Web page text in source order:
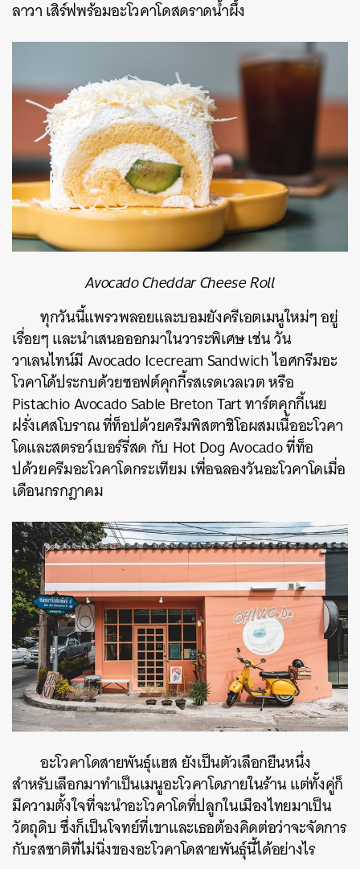
ลาวา เสิร์ฟพร้อมอะโวคาโดสดราดน้ำผึ้ง
Avocado Cheddar Cheese Roll
ทุกวันนี้แพรวพลอยและบอมยังครีเอตเมนูใหม่ๆ อยู่
เรื่อยๆ และนำเสนอออกมาในวาระพิเศษ เช่น วัน
วาเลนไทน์มี Avocado Icecream Sandwichไอศกรีมอะ
โวคาโด้ประกบด้วยซอฟต์คุกกี้รสเรดเวลเวต หรือ
Pistachio Avocado Sable Breton Tart ทาร์ตคุกกี้เนย
ฝรั่งเศสโบราณ ที่ท็อปด้วยครีมพิสตาชิโอผสมเนื้ออะโวคา
โดและสตรอว์เบอร์รี่สด กับ Hot Dog Avocado ที่ท็อ
ปด้วยครีมอะโวคาโดกระเทียม เพื่อฉลองวันอะโวคาโดเมื่อ
เดือนกรกฎาคม
อะโวคาโดสายพันธุ์แฮส ยังเป็นตัวเลือกยืนหนึ่ง
สำหรับเลือกมาทำเป็นเมนูอะโวคาโดภายในร้าน แต่ทั้งคู่ก็
มีความตั้งใจที่จะนำอะโวคาโดที่ปลูกในเมืองไทยมาเป็น
วัตถุดิบ ซึ่งก็เป็นโจทย์ที่เขาและเธอต้องคิดต่อว่าจะจัดการ
กับรสชาติที่ไม่นิ่งของอะโวคาโดสายพันธุ์นี้ได้อย่างไร